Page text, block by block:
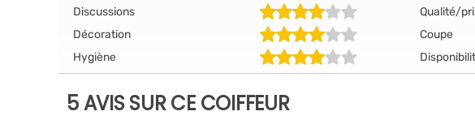
Discussions
Qualité/
Décoration
Coupe
Hygiène
5 AVIS SUR CE COIFFEUR